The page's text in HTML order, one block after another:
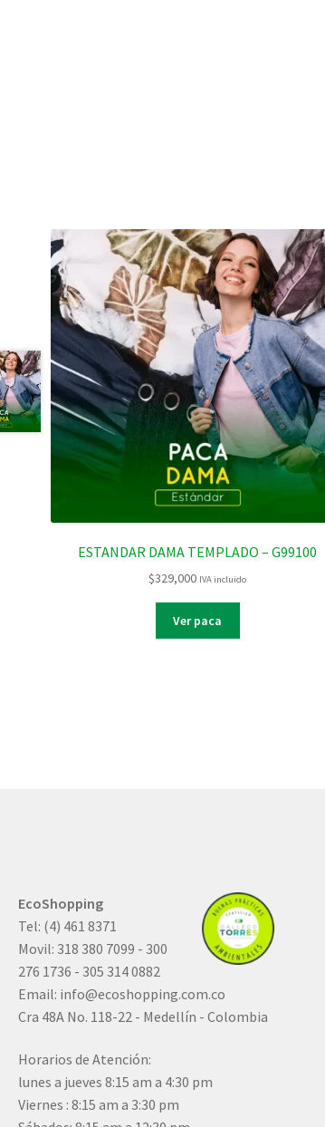
ESTANDAR DAMA TEMPLADO – G99100
$329,000 IVA incluido
Ver paca
EcoShopping
Tel: (4) 461 8371
Movil: 318 380 7099 - 300
276 1736 - 305 314 0882
Email: info@ecoshopping.com.co
Cra 48A No. 118-22 - Medellín - Colombia
Horarios de Atención:
lunes a jueves 8:15 am a 4:30 pm
Viernes : 8:15 am a 3:30 pm